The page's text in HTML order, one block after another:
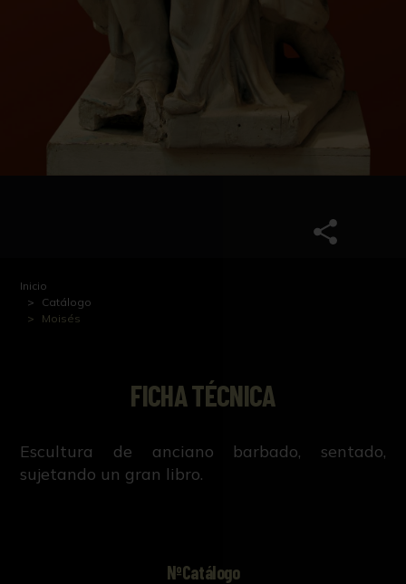
Inicio
Catálogo
Moisés
FICHA TÉCNICA
Escultura de anciano barbado, sentado,
sujetando un gran libro.
NºCatálogo